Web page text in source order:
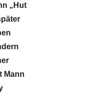
„Hut
Mann